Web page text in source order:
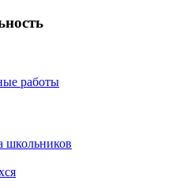
работы
школьников